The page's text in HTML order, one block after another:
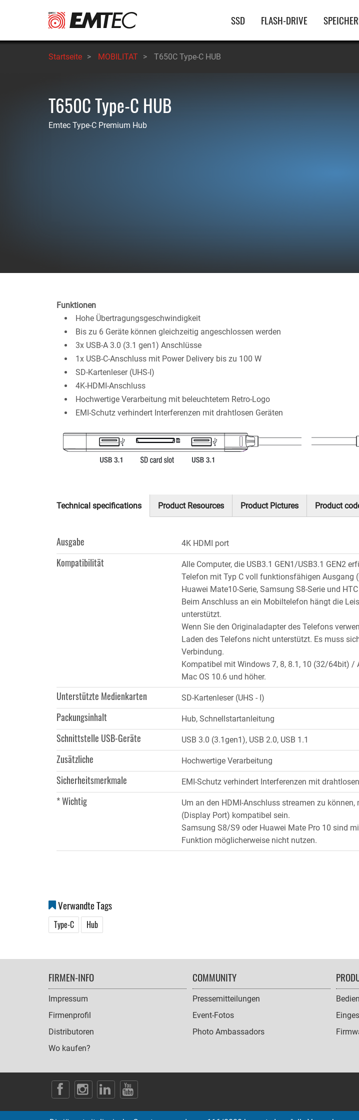
Hauptnavigation
SSD FLASH-DRIVE
Startseite > MOBILITAT > T650C Type-C HUB
T650C Type-C HUB
Emtec Type-C Premium Hub
Funktionen
Hohe Übertragungsgeschwindigkeit
Bis zu 6 Geräte können gleichzeitig angeschlossen werden
3x USB-A 3.0 (3.1 gen1) Anschlüsse
1x USB-C-Anschluss mit Power Delivery bis zu 100 W
SD-Kartenleser (UHS-I)
4K-HDMI-Anschluss
Hochwertige Verarbeitung mit beleuchtetem Retro-Logo
EMI-Schutz verhindert Interferenzen mit drahtlosen Geräten
Technical specifications
Product Resources Product Pictures Product
Ausgabe 4K HDMI port
Kompatibilität
Alle Computer, die USB3.1 GEN1/USB3.1 GEN2
Telefon mit Typ C voll funktionsfähigen Ausgang
Huawei Mate10-Serie, Samsung S8-Serie und HTC
Beim Anschluss an ein Mobiltelefon hängt die
unterstützt.
Wenn Sie den Originaladapter des Telefons
Laden des Telefons nicht unterstützt. Es muss
Verbindung.
Kompatibel mit Windows 7, 8, 8.1, 10 (32/64bit) /
Mac OS 10.6 und höher.
Unterstützte Medienkarten SD-Kartenleser (UHS - I)
Packungsinhalt Hub, Schnellstartanleitung
Schnittstelle USB-Geräte USB 3.0 (3.1gen1), USB 2.0, USB 1.1
Zusätzliche Hochwertige Verarbeitung
Sicherheitsmerkmale EMI-Schutz verhindert Interferenzen mit
* Wichtig
Um an den HDMI-Anschluss streamen zu
(Display Port) kompatibel sein.
Samsung S8/S9 oder Huawei Mate Pro 10 sind
Funktion möglicherweise nicht nutzen.
Verwandte Tags
Type-C Hub
FOOTER
NAVIGATION
FIRMEN-INFO
Impressum
Firmenprofil
Distributoren
Wo kaufen?
COMMUNITY
Pressemitteilungen
Event-Fotos
Photo Ambassadors
SOCIAL